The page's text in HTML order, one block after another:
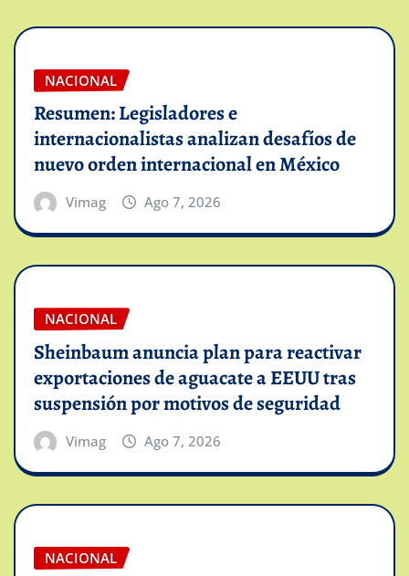
NACIONAL
Resumen: Legisladores e
internacionalistas analizan desafíos de
nuevo orden internacional en México
Vimag Ago 7, 2026
NACIONAL
Sheinbaum anuncia plan para reactivar
exportaciones de aguacate a EEUU tras
suspensión por motivos de seguridad
Vimag Ago 7, 2026
NACIONAL